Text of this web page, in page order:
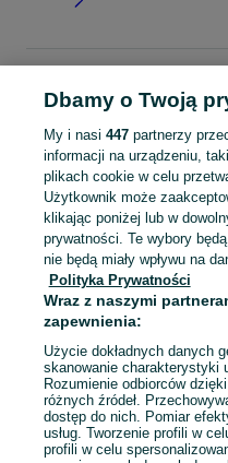
Pomorskie
Bluzy - Kościerzyna
KATEGORIA
garnitur dla dziewczynki
Mapa kategorii
Mapa miejscowości
Mapa ministron
Popularne wyszukiwania
Dbamy o Twoją
My i nasi 447partnerzy
informacji na urządzeniu,
plikach cookie w celu
Użytkownik może
klikając poniżej lub w
prywatności. Te wybory
nie będą miały wpływu na
Polityka Prywatności
Wraz z naszymi
zapewnienia:
Użycie dokładnych danych
skanowanie charakterystyki
Rozumienie odbiorców
różnych źródeł.
dostęp do nich. Pomiar
usług. Tworzenie profili w
profili w celu